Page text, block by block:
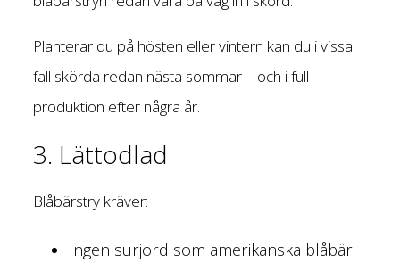
Planterar du på hösten eller vintern kan du i vissa
fall skörda redan nästa sommar – och i full
produktion efter några år.
3. Lättodlad
Blåbärstry kräver:
Ingen surjord som amerikanska blåbär